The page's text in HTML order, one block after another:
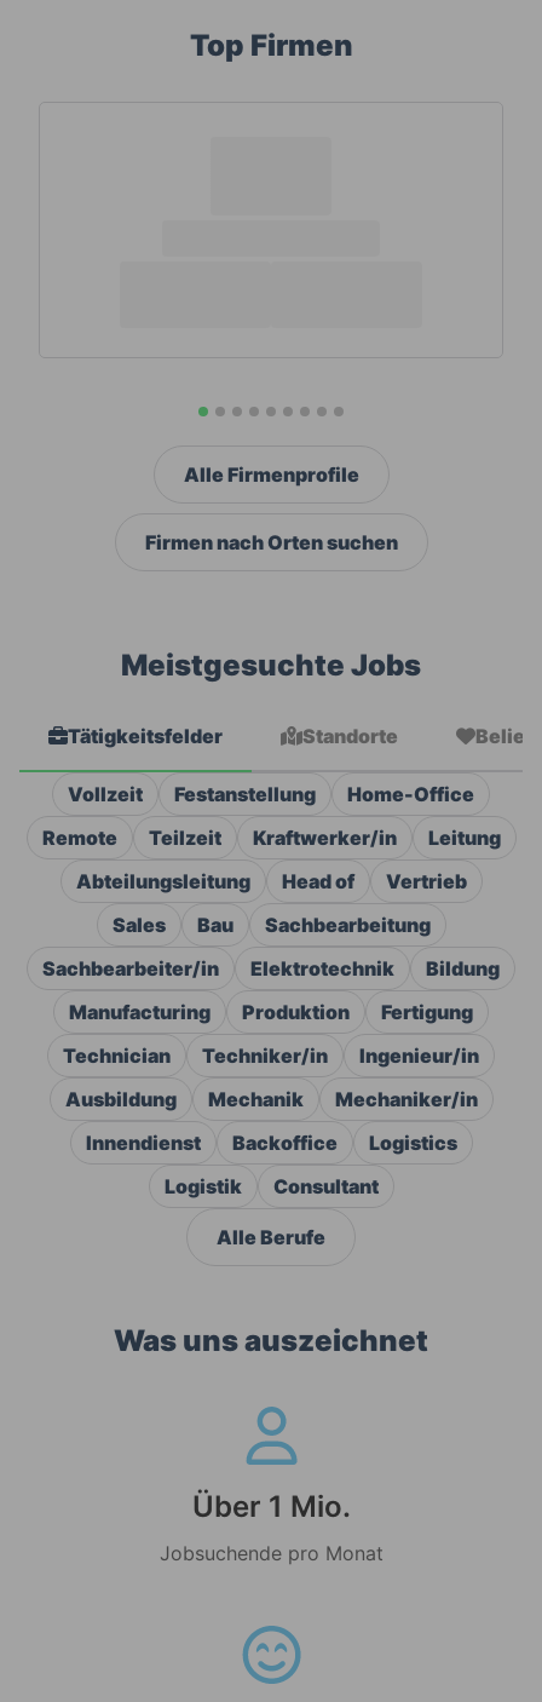
Top Firmen
Alle Firmenprofile
Firmen nach Orten suchen
Meistgesuchte Jobs
Tätigkeitsfelder Standorte
Vollzeit Festanstellung
Home-Office
Remote
Teilzeit Kraftwerker/in
Leitung
Abteilungsleitung
Head of
Vertrieb
Sales
Bau
Sachbearbeitung
Sachbearbeiter/in
Elektrotechnik
Bildung
Manufacturing
Produktion
Fertigung
Technician
Techniker/in
Ingenieur/in
Ausbildung
Mechanik
Mechaniker/in
Innendienst
Backoffice
Logistics
Logistik
Consultant
Alle Berufe
Was uns auszeichnet
Über 1 Mio.
Jobsuchende pro Monat